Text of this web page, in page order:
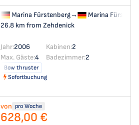
Marina Fürstenberg→
Marina
26.8 km from Zehdenick
Jahr:2006 Kabinen:2
Max. Gäste:4 Badezimmer:2
Bow thruster
Sofortbuchung
von pro Woche
628,00 €